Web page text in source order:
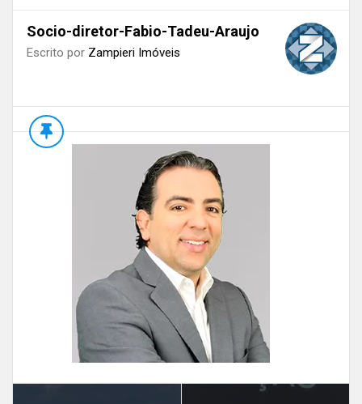
Socio-diretor-Fabio-Tadeu-Araujo
Escrito por Zampieri Imóveis